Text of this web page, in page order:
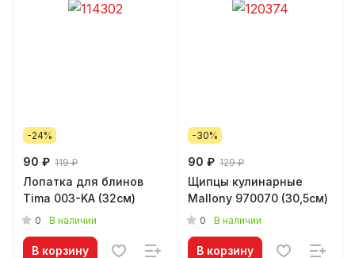
-24%
90 ₽ 119 ₽
Лопатка для блинов
Tima 003-KA (32см)
0 В наличии
В корзину
-30%
90 ₽ 129 ₽
Щипцы кулинарные
Mallony 970070 (30,5см)
0 В наличии
В корзину